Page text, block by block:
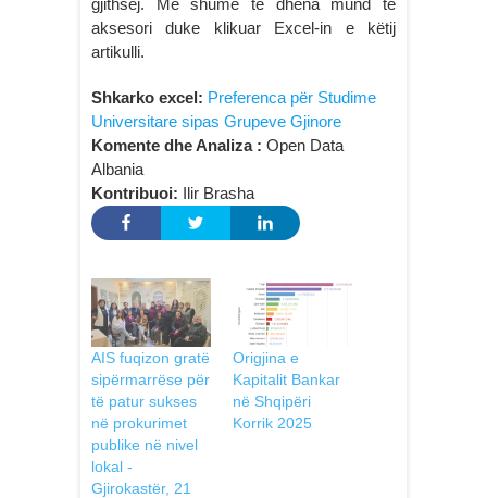
gjithsej. Më shumë të dhëna mund të
aksesori duke klikuar Excel-in e këtij
artikulli.
Shkarko excel: Preferenca për Studime
Universitare sipas Grupeve Gjinore
Komente dhe Analiza : Open Data
Albania
Kontribuoi: Ilir Brasha
AIS fuqizon gratë
sipërmarrëse për
të patur sukses
në prokurimet
publike në nivel
lokal -
Gjirokastër, 21
Origjina e
Kapitalit Bankar
në Shqipëri
Korrik 2025